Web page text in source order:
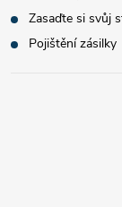
Zasaďte si svůj
Pojištění zásilky